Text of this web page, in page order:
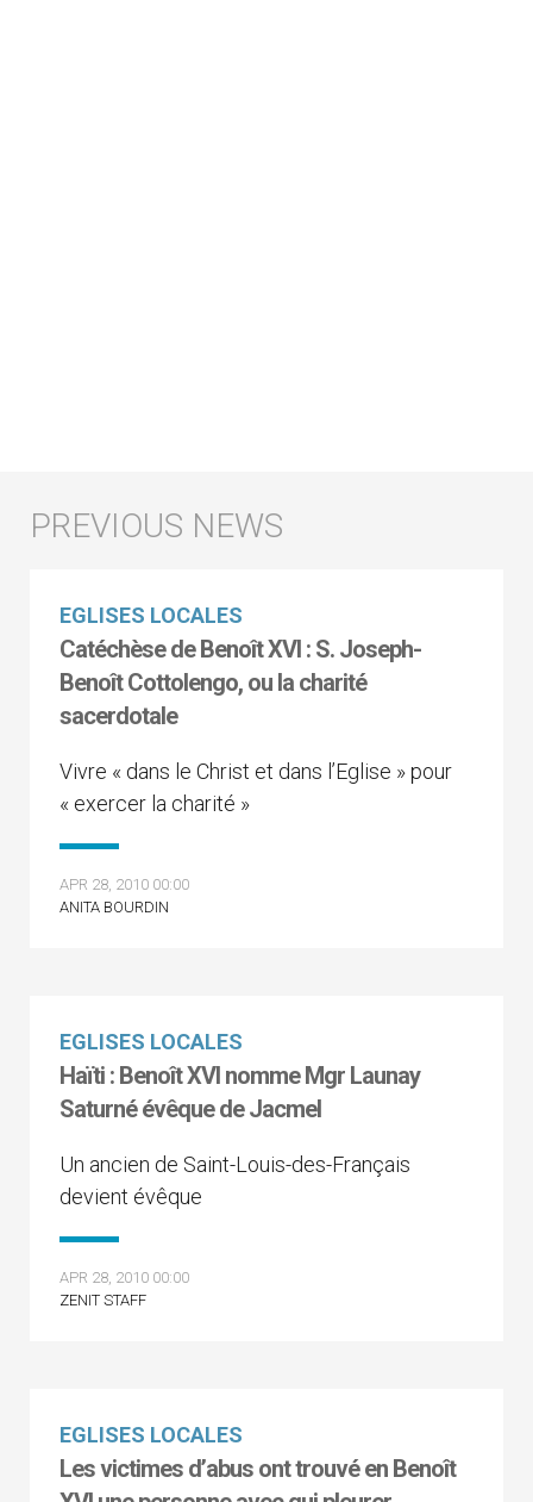
EGLISES LOCALES
Catéchèse de Benoît XVI : S. Joseph-
Benoît Cottolengo, ou la charité
sacerdotale
Vivre « dans le Christ et dans l’Eglise » pour
« exercer la charité »
APR 28, 2010 00:00
ANITA BOURDIN
EGLISES LOCALES
Haïti : Benoît XVI nomme Mgr Launay
Saturné évêque de Jacmel
Un ancien de Saint-Louis-des-Français
devient évêque
APR 28, 2010 00:00
ZENIT STAFF
EGLISES LOCALES
Les victimes d’abus ont trouvé en Benoît